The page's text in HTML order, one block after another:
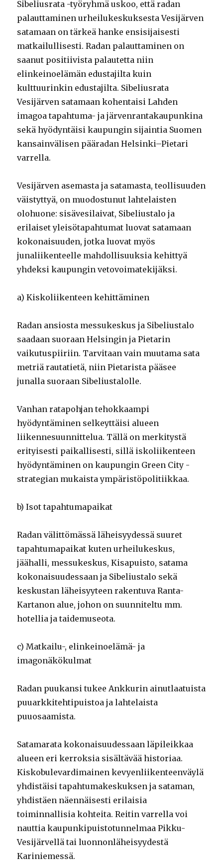
Sibeliusrata -työryhmä uskoo, että radan
palauttaminen urheilukeskuksesta Vesijärven
satamaan on tärkeä hanke ensisijaisesti
matkailullisesti. Radan palauttaminen on
saanut positiivista palautetta niin
elinkeinoelämän edustajilta kuin
kulttuurinkin edustajilta. Sibeliusrata
Vesijärven satamaan kohentaisi Lahden
imagoa tapahtuma- ja järvenrantakaupunkina
sekä hyödyntäisi kaupungin sijaintia Suomen
kansainvälisen pääradan Helsinki–Pietari
varrella.
Vesijärven asemasta ja satamasta, teollisuuden
väistyttyä, on muodostunut lahtelaisten
olohuone: sisävesilaivat, Sibeliustalo ja
erilaiset yleisötapahtumat luovat satamaan
kokonaisuuden, jotka luovat myös
junaliikenteelle mahdollisuuksia kehittyä
yhdeksi kaupungin vetovoimatekijäksi.
a) Kiskoliikenteen kehittäminen
Radan ansiosta messukeskus ja Sibeliustalo
saadaan suoraan Helsingin ja Pietarin
vaikutuspiiriin. Tarvitaan vain muutama sata
metriä rautatietä, niin Pietarista pääsee
junalla suoraan Sibeliustalolle.
Vanhan ratapohjan tehokkaampi
hyödyntäminen selkeyttäisi alueen
liikennesuunnittelua. Tällä on merkitystä
erityisesti paikallisesti, sillä iskoliikenteen
hyödyntäminen on kaupungin Green City -
strategian mukaista ympäristöpolitiikkaa.
b) Isot tapahtumapaikat
Radan välittömässä läheisyydessä suuret
tapahtumapaikat kuten urheilukeskus,
jäähalli, messukeskus, Kisapuisto, satama
kokonaisuudessaan ja Sibeliustalo sekä
keskustan läheisyyteen rakentuva Ranta-
Kartanon alue, johon on suunniteltu mm.
hotellia ja taidemuseota.
c) Matkailu-, elinkeinoelämä- ja
imagonäkökulmat
Radan puukansi tukee Ankkurin ainutlaatuista
puuarkkitehtipuistoa ja lahtelaista
puuosaamista.
Satamarata kokonaisuudessaan läpileikkaa
alueen eri kerroksia sisältävää historiaa.
Kiskobulevardimainen kevyenliikenteenväylä
yhdistäisi tapahtumakeskuksen ja sataman,
yhdistäen näennäisesti erilaisia
toiminnallisia kohteita. Reitin varrella voi
nauttia kaupunkipuistotunnelmaa Pikku-
Vesijärvellä tai luonnonläheisyydestä
Kariniemessä.